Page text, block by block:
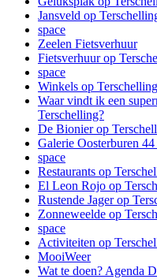
Jansveld op
space
Zeelen Fietsverhuur
Fietsverhuur op
space
Winkels op Terschelling
Waar vindt ik een
Terschelling?
De Bionier op
Galerie Oosterburen
space
Restaurants op
El Leon Rojo op
Rustende Jager op
Zonneweelde op
space
Activiteiten op
MooiWeer
Wat te doen? Agenda